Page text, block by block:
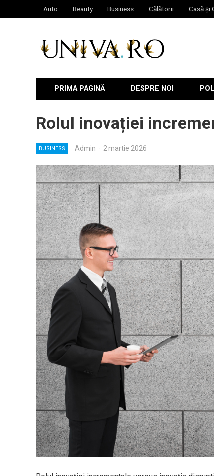
Auto Beauty Business Călătorii Casă și
PRIMA PAGINĂ DESPRE NOI
Rolul inovației
BUSINESS Admin · 2 martie 2026